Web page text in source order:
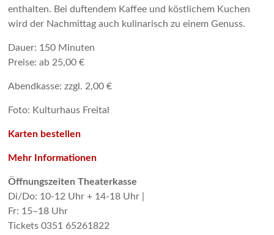
enthalten. Bei duftendem Kaffee und köstlichem Kuchen
wird der Nachmittag auch kulinarisch zu einem Genuss.
Dauer: 150 Minuten
Preise: ab 25,00 €
Abendkasse: zzgl. 2,00 €
Foto: Kulturhaus Freital
Karten bestellen
Mehr Informationen
Öffnungszeiten Theaterkasse
Di/Do: 10-12 Uhr + 14-18 Uhr |
Fr: 15–18 Uhr
Tickets 0351 65261822